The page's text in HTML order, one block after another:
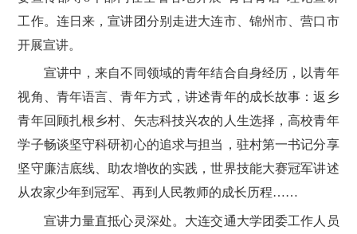
工作。连日来，宣讲团分别走进大连市、锦州市、营口市
开展宣讲。
宣讲中，来自不同领域的青年结合自身经历，以青年
视角、青年语言、青年方式，讲述青年的成长故事：返乡
青年回顾扎根乡村、矢志科技兴农的人生选择，高校青年
学子畅谈坚守科研初心的追求与担当，驻村第一书记分享
坚守廉洁底线、助农增收的实践，世界技能大赛冠军讲述
从农家少年到冠军、再到人民教师的成长历程……
宣讲力量直抵心灵深处。大连交通大学团委工作人员